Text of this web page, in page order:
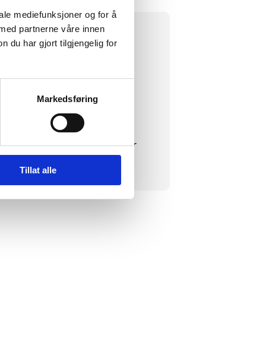
mediefunksjoner og for å
partnerne våre innen
du har gjort tilgjengelig for
Markedsføring
Tillat alle
Hun har mye
endringsleder. I dag jobber